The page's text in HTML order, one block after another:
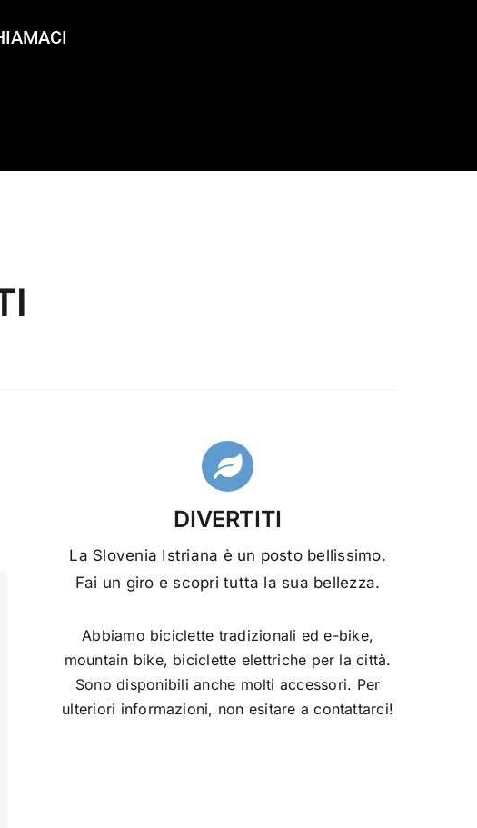
DIVERTITI
La Slovenia Istriana è un posto bellissimo.
Fai un giro e scopri tutta la sua bellezza.
Abbiamo biciclette tradizionali ed e-bike,
mountain bike, biciclette elettriche per la città.
Sono disponibili anche molti accessori. Per
ulteriori informazioni, non esitare a contattarci!